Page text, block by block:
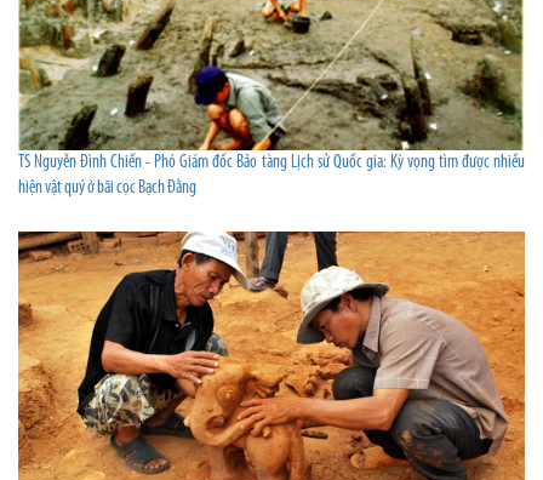
TS Nguyễn Đình Chiến - Phó Giám đốc Bảo tàng Lịch sử Quốc gia: Kỳ vọng tìm được nhiều
hiện vật quý ở bãi cọc Bạch Đằng